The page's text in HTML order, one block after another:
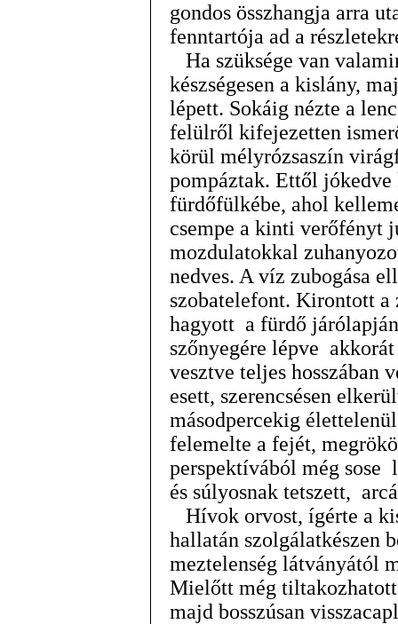
gondos összhangja arra
fenntartója ad a
Ha szüksége van
készségesen a kislány,
lépett. Sokáig nézte a
felülről kifejezetten
körül mélyrózsaszín
pompáztak. Ettől
fürdőfülkébe, ahol
csempe a kinti verőfényt
mozdulatokkal
nedves. A víz zubogása
szobatelefont. Kirontott
hagyott a fürdő
szőnyegére lépve
vesztve teljes hosszában
esett, szerencsésen
másodpercekig
felemelte a fejét,
perspektívából még sose
és súlyosnak tetszett,
Hívok orvost, ígérte a
hallatán szolgálatkészen
meztelenség látványától
Mielőtt még
majd bosszúsan